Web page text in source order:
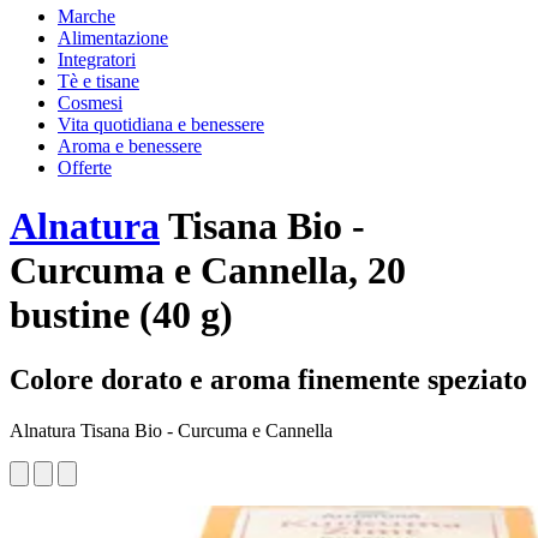
Marche
Alimentazione
Integratori
Tè e tisane
Cosmesi
Vita quotidiana e benessere
Aroma e benessere
Offerte
AlnaturaTisana Bio -
Curcuma e Cannella, 20
bustine (40 g)
Colore dorato e aroma finemente speziato
Alnatura Tisana Bio - Curcuma e Cannella